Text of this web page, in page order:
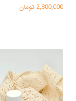
2,800,000 تومان